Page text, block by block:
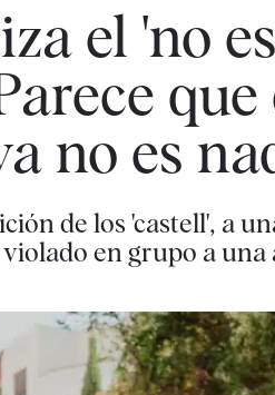
el 'no
no es
de los 'castell', a
en grupo a una